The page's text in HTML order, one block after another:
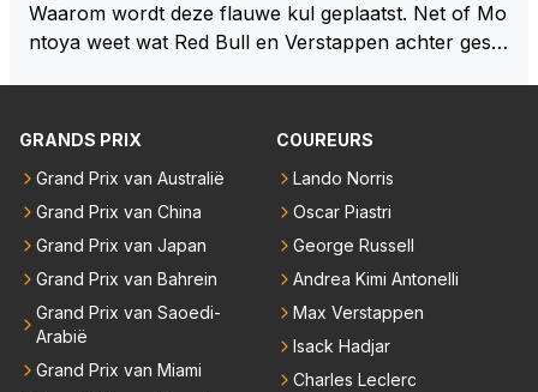
Waarom wordt deze flauwe kul geplaatst. Net of Mo
ntoya weet wat Red Bull en Verstappen achter geslo
GRANDS PRIX
Grand Prix van Australië
Grand Prix van China
Grand Prix van Japan
Grand Prix van Bahrein
Grand Prix van Saoedi-
Arabië
Grand Prix van Miami
COUREURS
Lando Norris
Oscar Piastri
George Russell
Andrea Kimi Antonelli
Max Verstappen
Isack Hadjar
Charles Leclerc